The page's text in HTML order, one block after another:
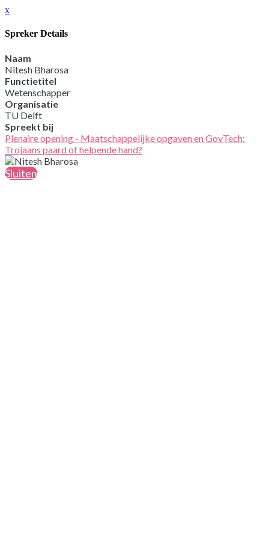
x
Spreker Details
Naam
Nitesh Bharosa
Functietitel
Wetenschapper
Organisatie
TU Delft
Spreekt bij
Plenaire opening - Maatschappelijke opgaven en GovTech:
Trojaans paard of helpende hand?
Sluiten